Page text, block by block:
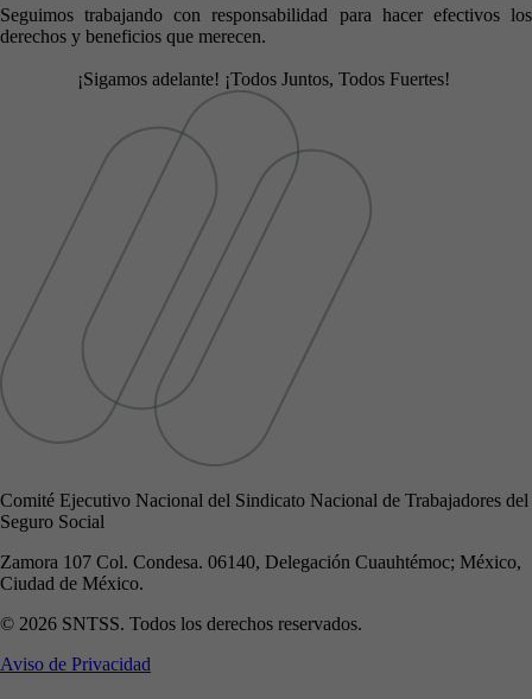
Seguimos trabajando con responsabilidad para hacer efectivos los
derechos y beneficios que merecen.
¡Sigamos adelante! ¡Todos Juntos, Todos Fuertes!
Comité Ejecutivo Nacional del Sindicato Nacional de Trabajadores del
Seguro Social
Zamora 107 Col. Condesa. 06140, Delegación Cuauhtémoc; México,
Ciudad de México.
© 2026 SNTSS. Todos los derechos reservados.
Aviso de Privacidad